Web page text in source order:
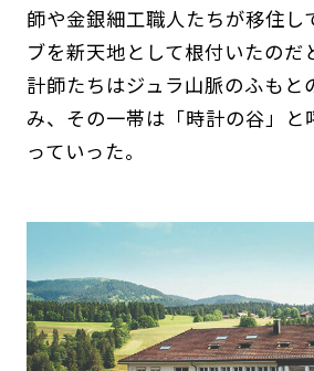
師や金銀細工職人たちが移住し
ブを新天地として根付いたのだ
計師たちはジュラ山脈のふもと
み、その一帯は「時計の谷」と
っていった。